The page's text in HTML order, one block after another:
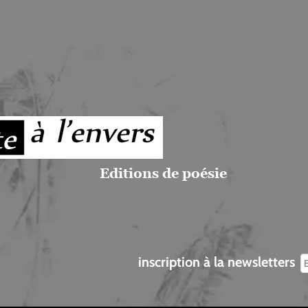
Editions de poésie
inscription à la newsletters